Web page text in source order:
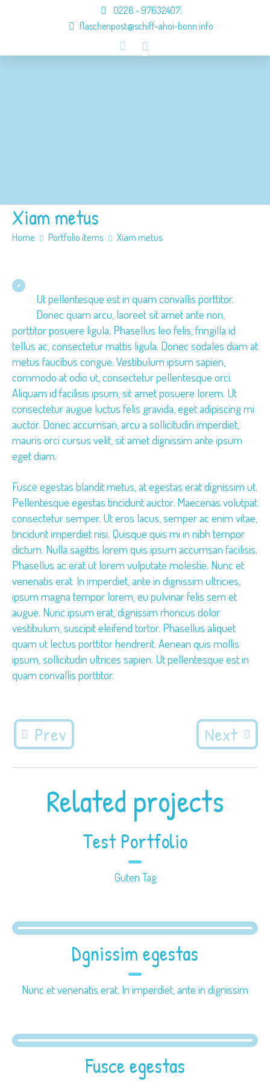
0228 - 97632407;
flaschenpost@schiff-ahoi-bonn.info
Xiam metus
Home Portfolio items Xiam metus
Ut pellentesque est in quam convallis porttitor.
Donec quam arcu, laoreet sit amet ante non,
porttitor posuere ligula. Phasellus leo felis, fringilla id
tellus ac, consectetur mattis ligula. Donec sodales diam at
metus faucibus congue. Vestibulum ipsum sapien,
commodo at odio ut, consectetur pellentesque orci.
Aliquam id facilisis ipsum, sit amet posuere lorem. Ut
consectetur augue luctus felis gravida, eget adipiscing mi
auctor. Donec accumsan, arcu a sollicitudin imperdiet,
mauris orci cursus velit, sit amet dignissim ante ipsum
eget diam.
Fusce egestas blandit metus, at egestas erat dignissim ut.
Pellentesque egestas tincidunt auctor. Maecenas volutpat
consectetur semper. Ut eros lacus, semper ac enim vitae,
tincidunt imperdiet nisi. Quisque quis mi in nibh tempor
dictum. Nulla sagittis lorem quis ipsum accumsan facilisis.
Phasellus ac erat ut lorem vulputate molestie. Nunc et
venenatis erat. In imperdiet, ante in dignissim ultricies,
ipsum magna tempor lorem, eu pulvinar felis sem et
augue. Nunc ipsum erat, dignissim rhoncus dolor
vestibulum, suscipit eleifend tortor. Phasellus aliquet
quam ut lectus porttitor hendrerit. Aenean quis mollis
ipsum, sollicitudin ultrices sapien. Ut pellentesque est in
quam convallis porttitor.
Prev Next
Related projects
Test Portfolio
Guten Tag
Dgnissim egestas
Nunc et venenatis erat. In imperdiet, ante in dignissim
Fusce egestas